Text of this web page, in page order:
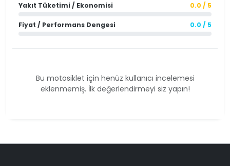
Yakıt Tüketimi / Ekonomisi 0.0 / 5
Fiyat / Performans Dengesi 0.0 / 5
Bu motosiklet için henüz kullanıcı incelemesi
eklenmemiş. İlk değerlendirmeyi siz yapın!